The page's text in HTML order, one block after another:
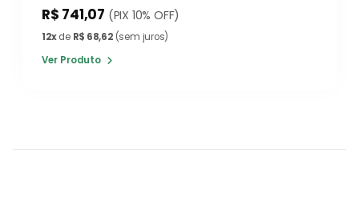
R$ 741,07 (PIX 10% OFF)
12xde R$ 68,62(sem juros)
Ver Produto